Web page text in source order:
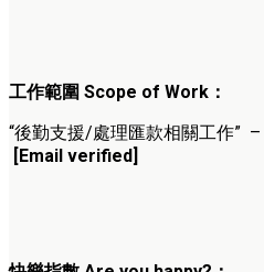
工作範圍 Scope of Work ：
“後勤支援/處理匯款相關工作” –
[Email verified]